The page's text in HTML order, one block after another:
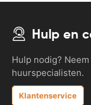
Hulp en
Hulp nodig?
huurspecialisten.
Klantenservice